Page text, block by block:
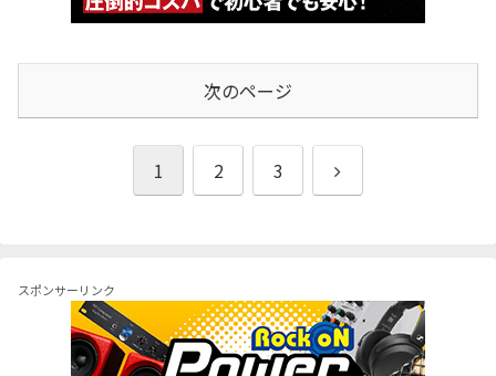
次のページ
1 2 3
次
スポンサーリンク